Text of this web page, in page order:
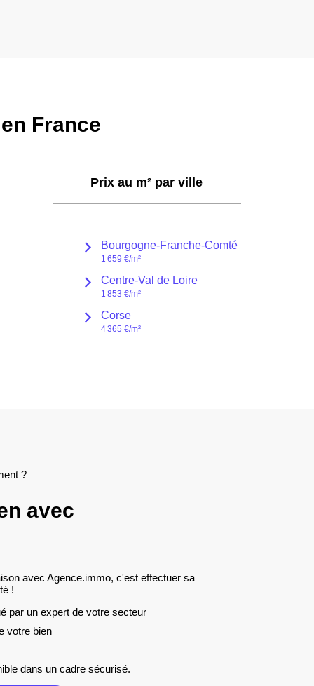
France
Prix au m² parville
Bourgogne-Franche-Comté
1 659 €/m²
Centre-Val de Loire
1 853 €/m²
Corse
4 365 €/m²
?
avec
avec Agence.immo, c'est effectuer sa
!
par un expert de votre secteur
votre bien
dans un cadre sécurisé.